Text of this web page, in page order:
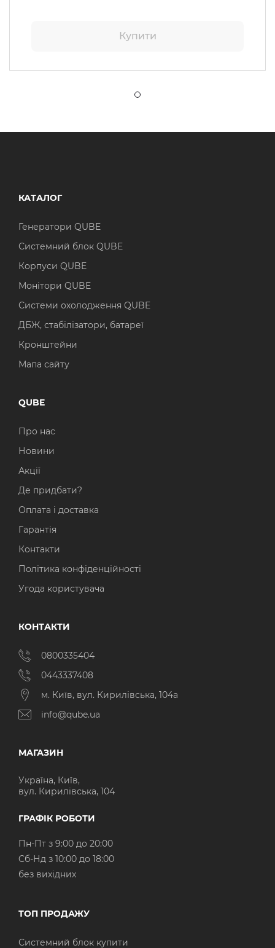
Купити
КАТАЛОГ
Генератори QUBE
Системний блок QUBE
Корпуси QUBE
Монітори QUBE
Системи охолодження QUBE
ДБЖ, стабілізатори, батареї
Кронштейни
Мапа сайту
QUBE
Про нас
Новини
Акції
Де придбати?
Оплата і доставка
Гарантія
Контакти
Політика конфіденційності
Угода користувача
КОНТАКТИ
0800335404
0443337408
м. Київ, вул. Кирилівська, 104а
info@qube.ua
МАГАЗИН
Україна, Київ,
вул. Кирилівська, 104
ГРАФІК РОБОТИ
Пн-Пт з 9:00 до 20:00
Cб-Нд з 10:00 до 18:00
без вихідних
ТОП ПРОДАЖУ
Системний блок купити